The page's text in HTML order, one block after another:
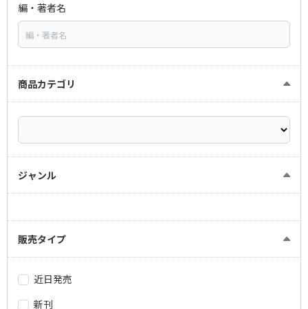
編・著者名
商品カテゴリ
ジャンル
販売タイプ
近日発売
新刊